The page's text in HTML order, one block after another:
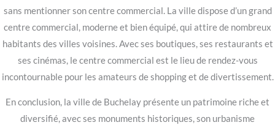
sans mentionner son centre commercial. La ville dispose d’un grand
centre commercial, moderne et bien équipé, qui attire de nombreux
habitants des villes voisines. Avec ses boutiques, ses restaurants et
ses cinémas, le centre commercial est le lieu de rendez-vous
incontournable pour les amateurs de shopping et de divertissement.
En conclusion, la ville de Buchelay présente un patrimoine riche et
diversifié, avec ses monuments historiques, son urbanisme